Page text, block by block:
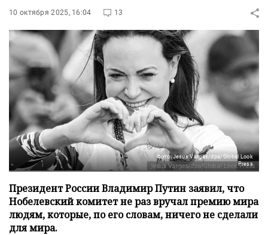
10 октября 2025, 16:04 13
Фото: Jesus Vargas/dpa/Global Look
Press
Президент России Владимир Путин заявил, что
Нобелевский комитет не раз вручал премию мира
людям, которые, по его словам, ничего не сделали
для мира.